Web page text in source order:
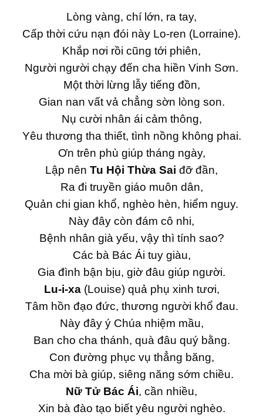
Lòng vàng, chí lớn, ra tay,
Cấp thời cứu nạn đói này Lo-ren (Lorraine).
Khắp nơi rồi cũng tới phiên,
Người người chạy đến cha hiền Vinh Sơn.
Một thời lừng lẫy tiếng đồn,
Gian nan vất vả chẳng sờn lòng son.
Nụ cười nhân ái cảm thông,
Yêu thương tha thiết, tình nồng không phai.
Ơn trên phù giúp tháng ngày,
Lập nên Tu Hội Thừa Sai đỡ đần,
Ra đi truyền giáo muôn dân,
Quản chi gian khổ, nghèo hèn, hiểm nguy.
Này đây còn đám cô nhi,
Bệnh nhân già yếu, vậy thì tính sao?
Các bà Bác Ái tuy giàu,
Gia đình bận bịu, giờ đâu giúp người.
Lu-i-xa (Louise) quả phụ xinh tươi,
Tâm hồn đạo đức, thương người khổ đau.
Này đây ý Chúa nhiệm mầu,
Ban cho cha thánh, quà đâu quý bằng.
Con đường phục vụ thẳng băng,
Cha mời bà giúp, siêng năng sớm chiều.
Nữ Tử Bác Ái, cần nhiều,
Xin bà đào tạo biết yêu người nghèo.